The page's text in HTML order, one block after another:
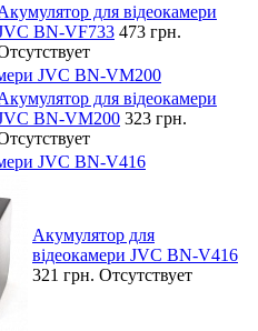
для відеокамери
BN-VF733 473 грн.
JVC BN-VM200
для відеокамери
BN-VM200 323 грн.
JVC BN-V416
Акумулятор для
відеокамери JVC BN-V416
321 грн. Отсутствует